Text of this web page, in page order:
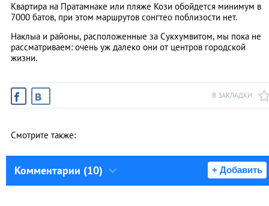
Квартира на Пратамнаке или пляже Кози обойдется минимум в
7000 батов, при этом маршрутов сонгтео поблизости нет.
Наклыа и районы, расположенные за Сукхумвитом, мы пока не
рассматриваем: очень уж далеко они от центров городской
жизни.
В ЗАКЛАДКИ
Смотрите также:
Комментарии (10) + Добавить